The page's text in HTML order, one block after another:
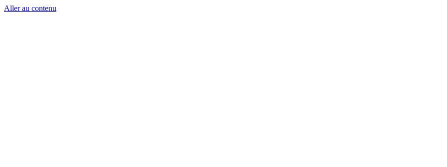
Aller au contenu
Panneau de gestion des cookies